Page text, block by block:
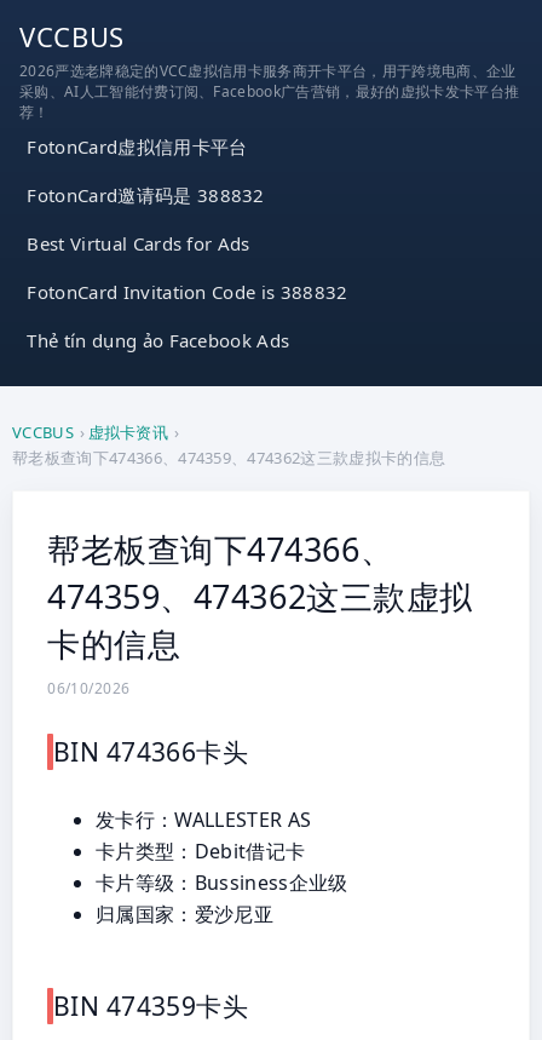
VCCBUS
2026严选老牌稳定的VCC虚拟信用卡服务商开卡平台，用于跨境电商、企业
采购、AI人工智能付费订阅、Facebook广告营销，最好的虚拟卡发卡平台推
荐！
FotonCard虚拟信用卡平台
FotonCard邀请码是 388832
Best Virtual Cards for Ads
FotonCard Invitation Code is 388832
Thẻ tín dụng ảo Facebook Ads
VCCBUS › 虚拟卡资讯 ›
帮老板查询下474366、474359、474362这三款虚拟卡的信息
帮老板查询下474366、
474359、474362这三款虚拟
卡的信息
06/10/2026
BIN 474366卡头
发卡行：WALLESTER AS
卡片类型：Debit借记卡
卡片等级：Bussiness企业级
归属国家：爱沙尼亚
BIN 474359卡头